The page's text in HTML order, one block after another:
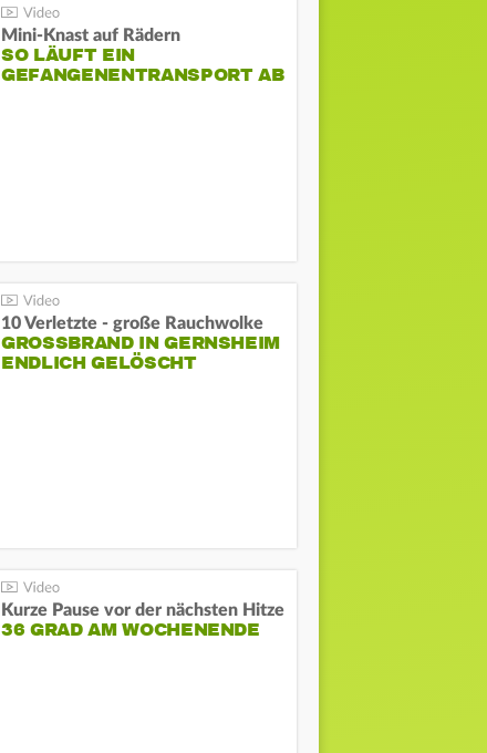
Mini-Knast auf Rädern
SO LÄUFT EIN
GEFANGENENTRANSPORT AB
10 Verletzte - große Rauchwolke
GROSSBRAND IN GERNSHEIM E
NDLICH GELÖSCHT
Kurze Pause vor der nächsten Hitze
36 GRAD AM WOCHENENDE